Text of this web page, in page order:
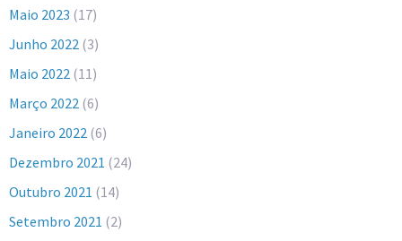
Maio 2023 (17)
Junho 2022 (3)
Maio 2022 (11)
Março 2022 (6)
Janeiro 2022 (6)
Dezembro 2021 (24)
Outubro 2021 (14)
Setembro 2021 (2)